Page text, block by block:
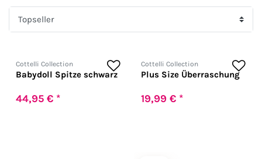
Cottelli Collection
Babydoll Spitze schwarz
44,95 € *
Cottelli Collection
Plus Size Überraschung
19,99 € *